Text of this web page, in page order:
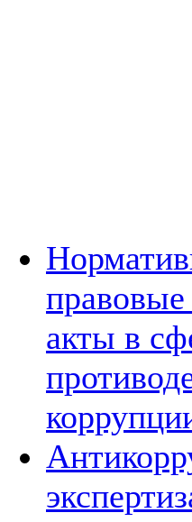
акты в